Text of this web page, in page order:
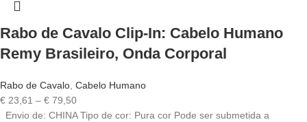
Rabo de Cavalo Clip-In: Cabelo Humano
Remy Brasileiro, Onda Corporal
Rabo de Cavalo, Cabelo Humano
€ 23,61 – € 79,50
Envio de: CHINA Tipo de cor: Pura cor Pode ser submetida a